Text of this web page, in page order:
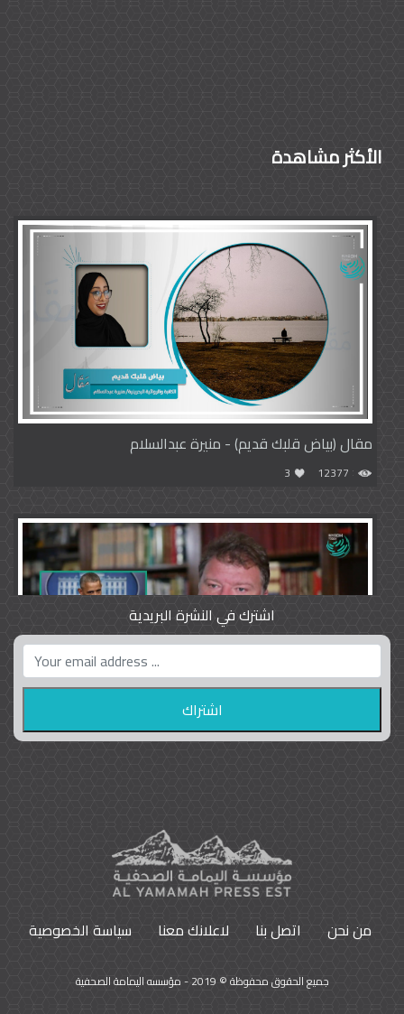
الأكثر مشاهدة
مقال (بياض قلبك قديم) - منيرة عبدالسلام
12377
3
واشنطن بوست واللوبي المزدوج
9796
اشترك في النشرة البريدية
من نحن اتصل بنا لاعلانك معنا سياسة الخصوصية
جميع الحقوق محفوظة © 2019 - مؤسسه اليمامة الصحفية